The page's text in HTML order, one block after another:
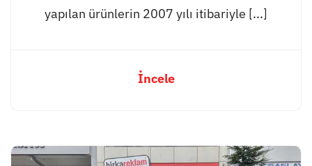
yapılan ürünlerin 2007 yılı itibariyle [...]
İncele